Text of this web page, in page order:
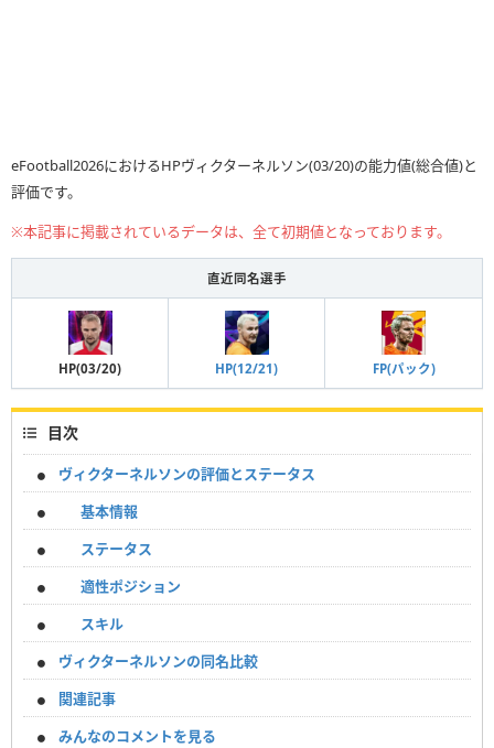
eFootball2026におけるHPヴィクターネルソン(03/20)の能力値(総合値)と
評価です。
※本記事に掲載されているデータは、全て初期値となっております。
直近同名選手
HP(03/20) HP(12/21) FP(パック)
目次
ヴィクターネルソンの評価とステータス
基本情報
ステータス
適性ポジション
スキル
ヴィクターネルソンの同名比較
関連記事
みんなのコメントを見る